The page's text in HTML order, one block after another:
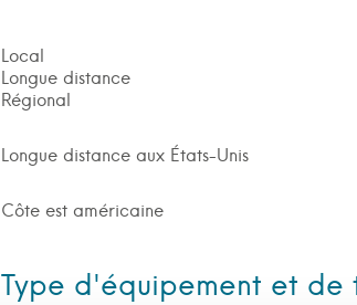
Local
Longue distance
Régional
Longue distance aux États-Unis
Côte est américaine
Type d'équipement et de